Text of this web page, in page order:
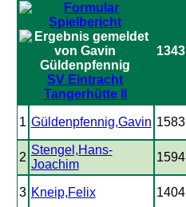
SV Eintracht
Tangerhütte II
1343
1 Güldenpfennig,Gavin 1583
2
Stengel,Hans-
Joachim
1594
3 Kneip,Felix 1404